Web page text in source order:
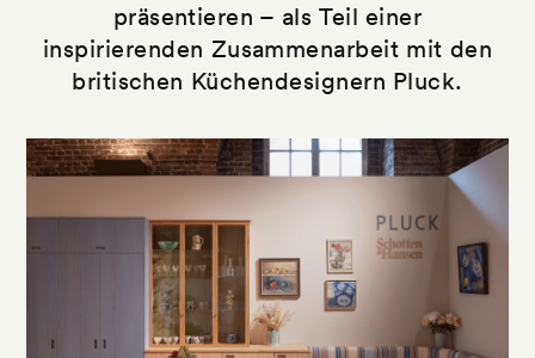
präsentieren – als Teil einer
inspirierenden Zusammenarbeit mit den
britischen Küchendesignern Pluck.